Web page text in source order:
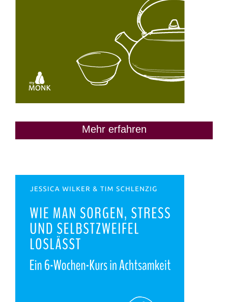
Mehr erfahren